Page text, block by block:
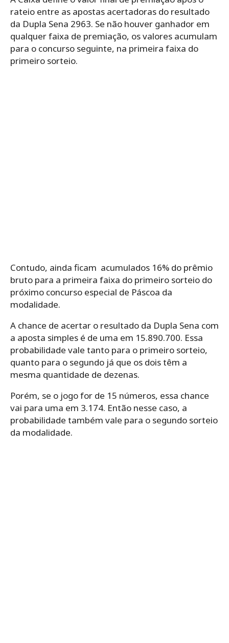
rateio entre as apostas acertadoras do resultado
da Dupla Sena 2963. Se não houver ganhador em
qualquer faixa de premiação, os valores acumulam
para o concurso seguinte, na primeira faixa do
primeiro sorteio.
Contudo, ainda ficam acumulados 16% do prêmio
bruto para a primeira faixa do primeiro sorteio do
próximo concurso especial de Páscoa da
modalidade.
A chance de acertar o resultado da Dupla Sena com
a aposta simples é de uma em 15.890.700. Essa
probabilidade vale tanto para o primeiro sorteio,
quanto para o segundo já que os dois têm a
mesma quantidade de dezenas.
Porém, se o jogo for de 15 números, essa chance
vai para uma em 3.174. Então nesse caso, a
probabilidade também vale para o segundo sorteio
da modalidade.